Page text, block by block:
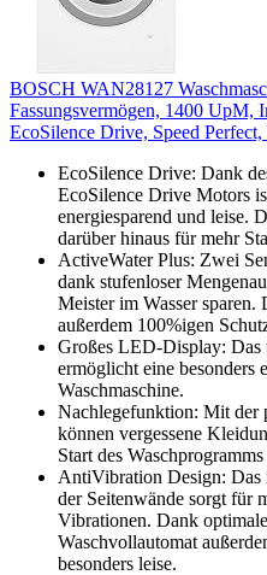
BOSCH WAN28127
Fassungsvermögen, 1400 UpM,
EcoSilence Drive, Speed
EcoSilence Drive: Dank
EcoSilence Drive Motors
energiesparend und leise.
darüber hinaus für mehr
ActiveWater Plus: Zwei
dank stufenloser
Meister im Wasser sparen.
außerdem 100%igen
Großes LED-Display:
ermöglicht eine besonders
Waschmaschine.
Nachlegefunktion: Mit der
können vergessene
Start des
AntiVibration Design:
der Seitenwände sorgt für
Vibrationen. Dank
Waschvollautomat
besonders leise.